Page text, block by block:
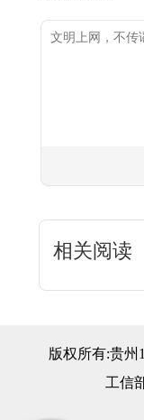
相关阅读
版权所有:贵
工信